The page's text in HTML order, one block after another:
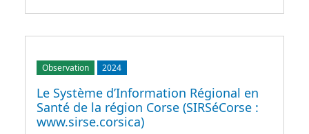
Observation 2024
Le Système d’Information Régional en
Santé de la région Corse (SIRSéCorse :
www.sirse.corsica)